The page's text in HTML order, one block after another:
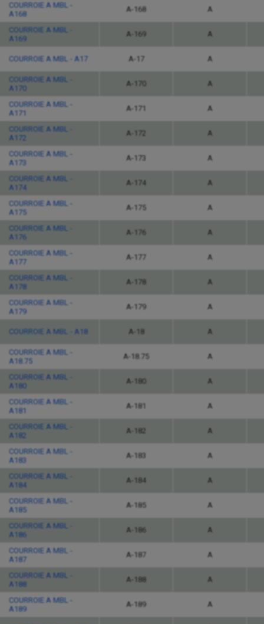
COURROIE A MBL -
A168
A-168 A
COURROIE A MBL -
A169
A-169 A
COURROIE A MBL - A17 A-17 A
COURROIE A MBL -
A170
A-170 A
COURROIE A MBL -
A171
A-171 A
COURROIE A MBL -
A172
A-172 A
COURROIE A MBL -
A173
A-173 A
COURROIE A MBL -
A174
A-174 A
COURROIE A MBL -
A175
A-175 A
COURROIE A MBL -
A176
A-176 A
COURROIE A MBL -
A177
A-177 A
COURROIE A MBL -
A178
A-178 A
COURROIE A MBL -
A179
A-179 A
COURROIE A MBL - A18 A-18 A
COURROIE A MBL -
A18.75
A-18.75 A
COURROIE A MBL -
A180
A-180 A
COURROIE A MBL -
A181
A-181 A
COURROIE A MBL -
A182
A-182 A
COURROIE A MBL -
A183
A-183 A
COURROIE A MBL -
A184
A-184 A
COURROIE A MBL -
A185
A-185 A
COURROIE A MBL -
A186
A-186 A
COURROIE A MBL -
A187
A-187 A
COURROIE A MBL -
A188
A-188 A
COURROIE A MBL -
A189
A-189 A